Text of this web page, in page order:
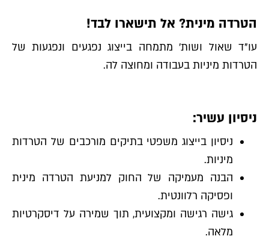
הטרדה מינית? אל תישארו לבד!
עו"ד שאול ושות׳ מתמחה בייצוג נפגעים ונפגעות של
הטרדות מיניות בעבודה ומחוצה לה.
ניסיון עשיר:
ניסיון בייצוג משפטי בתיקים מורכבים של הטרדות
מיניות.
הבנה מעמיקה של החוק למניעת הטרדה מינית
ופסיקה רלוונטית.
גישה רגישה ומקצועית, תוך שמירה על דיסקרטיות
מלאה.